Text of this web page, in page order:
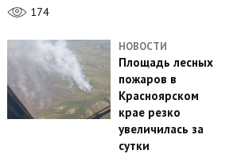
174
НОВОСТИ
Площадь лесных
пожаров в
Красноярском
крае резко
увеличилась за
сутки